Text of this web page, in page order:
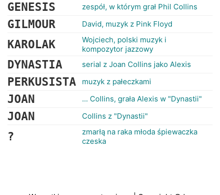
GENESIS zespół, w którym grał Phil Collins
GILMOUR David, muzyk z Pink Floyd
KAROLAK
Wojciech, polski muzyk i
kompozytor jazzowy
DYNASTIA serial z Joan Collins jako Alexis
PERKUSISTA muzyk z pałeczkami
JOAN ... Collins, grała Alexis w "Dynastii"
JOAN Collins z "Dynastii"
?
zmarłą na raka młoda śpiewaczka
czeska